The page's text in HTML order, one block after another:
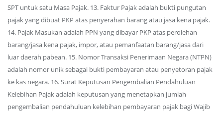
SPT untuk satu Masa Pajak. 13. Faktur Pajak adalah bukti pungutan
pajak yang dibuat PKP atas penyerahan barang atau jasa kena pajak.
14. Pajak Masukan adalah PPN yang dibayar PKP atas perolehan
barang/jasa kena pajak, impor, atau pemanfaatan barang/jasa dari
luar daerah pabean. 15. Nomor Transaksi Penerimaan Negara (NTPN)
adalah nomor unik sebagai bukti pembayaran atau penyetoran pajak
ke kas negara. 16. Surat Keputusan Pengembalian Pendahuluan
Kelebihan Pajak adalah keputusan yang menetapkan jumlah
pengembalian pendahuluan kelebihan pembayaran pajak bagi Wajib